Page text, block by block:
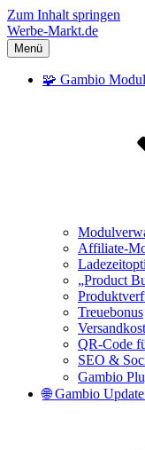
Zum Inhalt springen
Werbe-Markt.de
Menü
🧩 Gambio
Affiliate-
„Product
Treuebonus
QR-Code
SEO &
Gambio
🌐 Gambio